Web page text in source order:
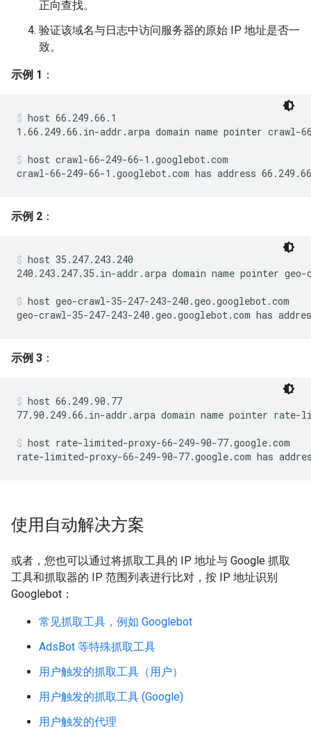
正向查找。
验证该域名与日志中访问服务器的原始 IP 地址是否一
致。
示例 1 ：
host 66.249.66.1
1.66.249.66.in-addr.arpa domain name pointer crawl-
host crawl-66-249-66-1.googlebot.com
crawl-66-249-66-1.googlebot.com has address
示例 2 ：
host 35.247.243.240
240.243.247.35.in-addr.arpa domain name pointer
host geo-crawl-35-247-243-240.geo.googlebot.com
geo-crawl-35-247-243-240.geo.googlebot.com has
示例 3 ：
host 66.249.90.77
77.90.249.66.in-addr.arpa domain name pointer rate-
host rate-limited-proxy-66-249-90-77.google.com
rate-limited-proxy-66-249-90-77.google.com has
使用自动解决方案
或者，您也可以通过将抓取工具的 IP 地址与 Google 抓取
工具和抓取器的 IP 范围列表进行比对，按 IP 地址识别
Googlebot：
常见抓取工具，例如 Googlebot
AdsBot 等特殊抓取工具
用户触发的抓取工具（用户）
用户触发的抓取工具 (Google)
用户触发的代理